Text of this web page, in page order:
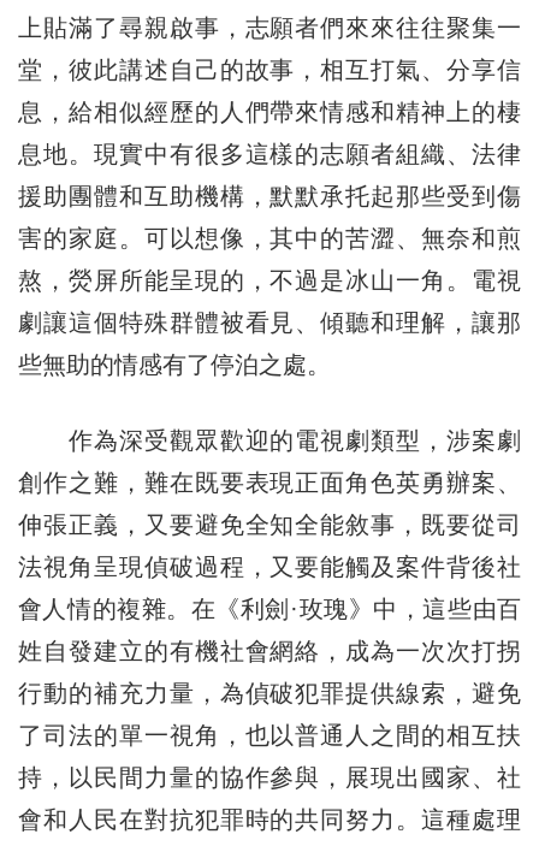
上貼滿了尋親啟事，志願者們來來往往聚集一
堂，彼此講述自己的故事，相互打氣、分享信
息，給相似經歷的人們帶來情感和精神上的棲
息地。現實中有很多這樣的志願者組織、法律
援助團體和互助機構，默默承托起那些受到傷
害的家庭。可以想像，其中的苦澀、無奈和煎
熬，熒屏所能呈現的，不過是冰山一角。電視
劇讓這個特殊群體被看見、傾聽和理解，讓那
些無助的情感有了停泊之處。
作為深受觀眾歡迎的電視劇類型，涉案劇
創作之難，難在既要表現正面角色英勇辦案、
伸張正義，又要避免全知全能敘事，既要從司
法視角呈現偵破過程，又要能觸及案件背後社
會人情的複雜。在《利劍·玫瑰》中，這些由百
姓自發建立的有機社會網絡，成為一次次打拐
行動的補充力量，為偵破犯罪提供線索，避免
了司法的單一視角，也以普通人之間的相互扶
持，以民間力量的協作參與，展現出國家、社
會和人民在對抗犯罪時的共同努力。這種處理